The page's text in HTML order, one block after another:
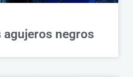
agujeros negros